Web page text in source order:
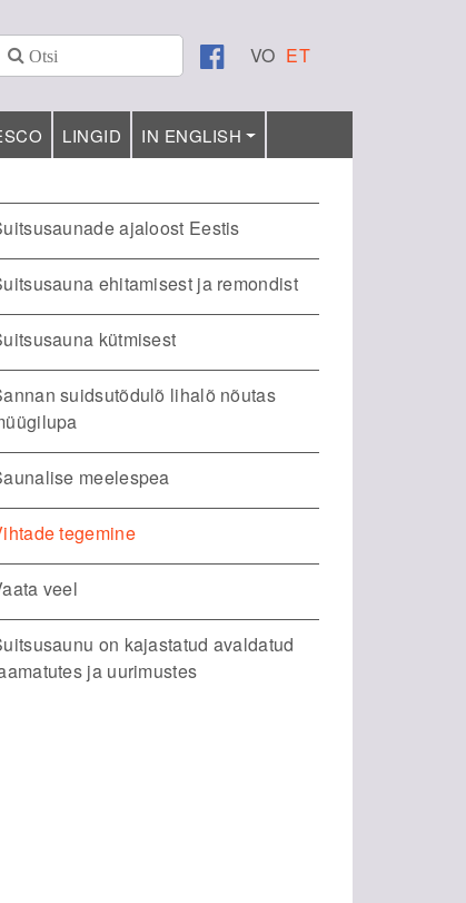
VO ET
LINGID IN ENGLISH
ajaloost Eestis
ehitamisest ja remondist
kütmisest
suidsutõdulõ lihalõ nõutas
meelespea
tegemine
veel
on kajastatud avaldatud
ja uurimustes